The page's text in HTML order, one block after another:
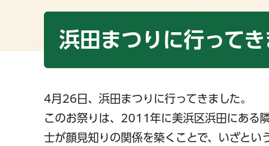
浜田まつりに行ってき
4月26日、浜田まつりに行ってきました。
このお祭りは、2011年に美浜区浜田にある
士が顔見知りの関係を築くことで、いざと